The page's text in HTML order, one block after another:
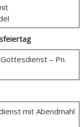
– Pn.
mit Abendmahl